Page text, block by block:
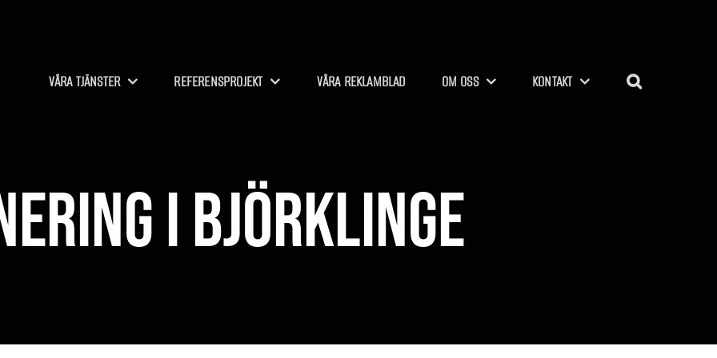
VÅRA TJÄNSTER REFERENSPROJEKT VÅRA REKLAMBLAD OM OSS KONTAKT
i Björklinge